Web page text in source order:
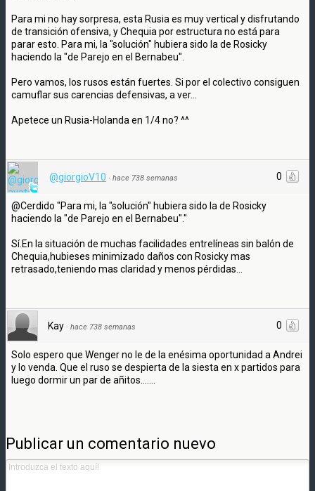
Para mi no hay sorpresa, esta Rusia es muy vertical y disfrutando
de transición ofensiva, y Chequia por estructura no está para
parar esto. Para mi, la "solución" hubiera sido la de Rosicky
haciendo la "de Parejo en el Bernabeu".
Pero vamos, los rusos están fuertes. Si por el colectivo consiguen
camuflar sus carencias defensivas, a ver...
Apetece un Rusia-Holanda en 1/4 no? ^^
0
@giorgioV10 · hace 738 semanas
@Cerdido "Para mi, la "solución" hubiera sido la de Rosicky
haciendo la "de Parejo en el Bernabeu"."
Sí.En la situación de muchas facilidades entrelíneas sin balón de
Chequia,hubieses minimizado daños con Rosicky mas
retrasado,teniendo mas claridad y menos pérdidas...
0
Kay · hace 738 semanas
Solo espero que Wenger no le de la enésima oportunidad a Andrei
y lo venda. Que el ruso se despierta de la siesta en x partidos para
luego dormir un par de añitos.......
Publicar un comentario nuevo